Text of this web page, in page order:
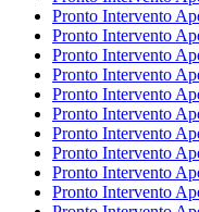
Pronto Intervento
Pronto Intervento
Pronto Intervento
Pronto Intervento
Pronto Intervento
Pronto Intervento
Pronto Intervento
Pronto Intervento
Pronto Intervento
Pronto Intervento